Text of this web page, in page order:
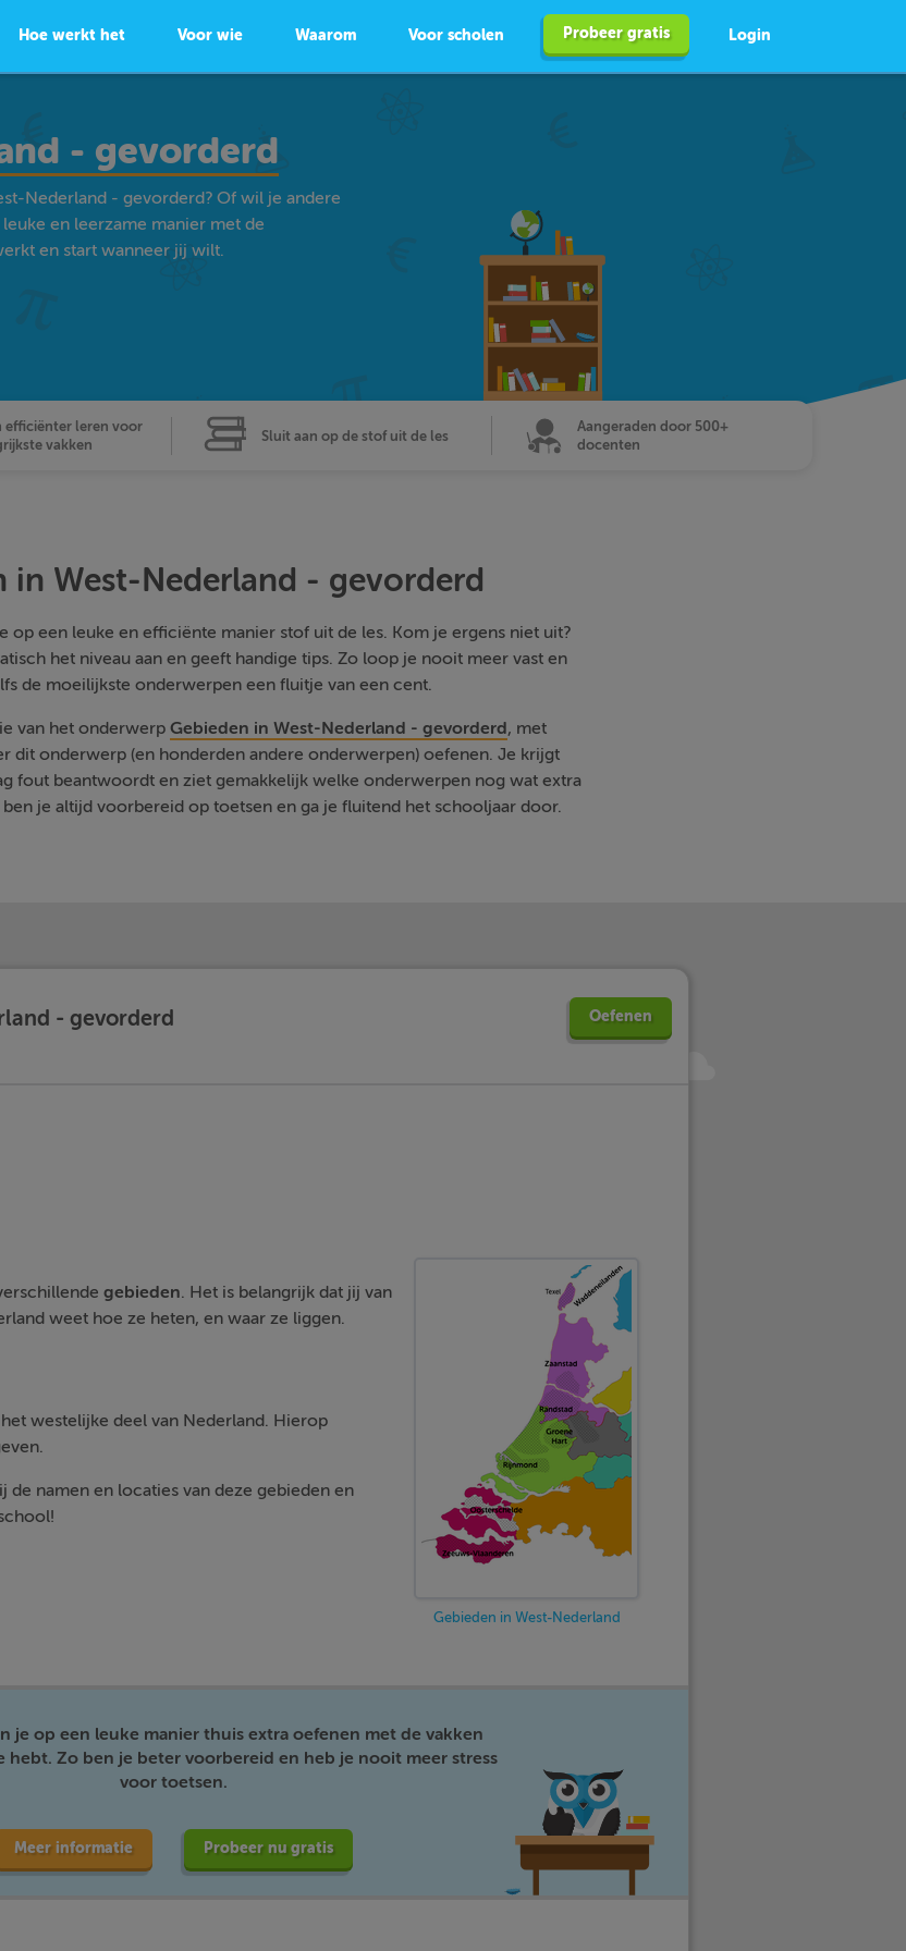
Hoe werkt het Voor wie Waarom Voor scholen Probeer gratis Login
- gevorderd
Nederland - gevorderd? Of wil je andere
en leerzame manier met de
en start wanneer jij wilt.
efficiënter leren voor
vakken
Sluit aan op de stof uit de les
Aangeraden door 500+
docenten
in West-Nederland - gevorderd
op een leuke en efficiënte manier stof uit de les. Kom je ergens niet uit?
het niveau aan en geeft handige tips. Zo loop je nooit meer vast en
de moeilijkste onderwerpen een fluitje van een cent.
van het onderwerp Gebieden in West-Nederland - gevorderd, met
dit onderwerp (en honderden andere onderwerpen) oefenen. Je krijgt
fout beantwoordt en ziet gemakkelijk welke onderwerpen nog wat extra
je altijd voorbereid op toetsen en ga je fluitend het schooljaar door.
- gevorderd Oefenen
Gebieden in West-Nederland
gebieden. Het is belangrijk dat jij van
weet hoe ze heten, en waar ze liggen.
westelijke deel van Nederland. Hierop
namen en locaties van deze gebieden en
je op een leuke manier thuis extra oefenen met de vakken
hebt. Zo ben je beter voorbereid en heb je nooit meer stress
voor toetsen.
Meer informatie Probeer nu gratis